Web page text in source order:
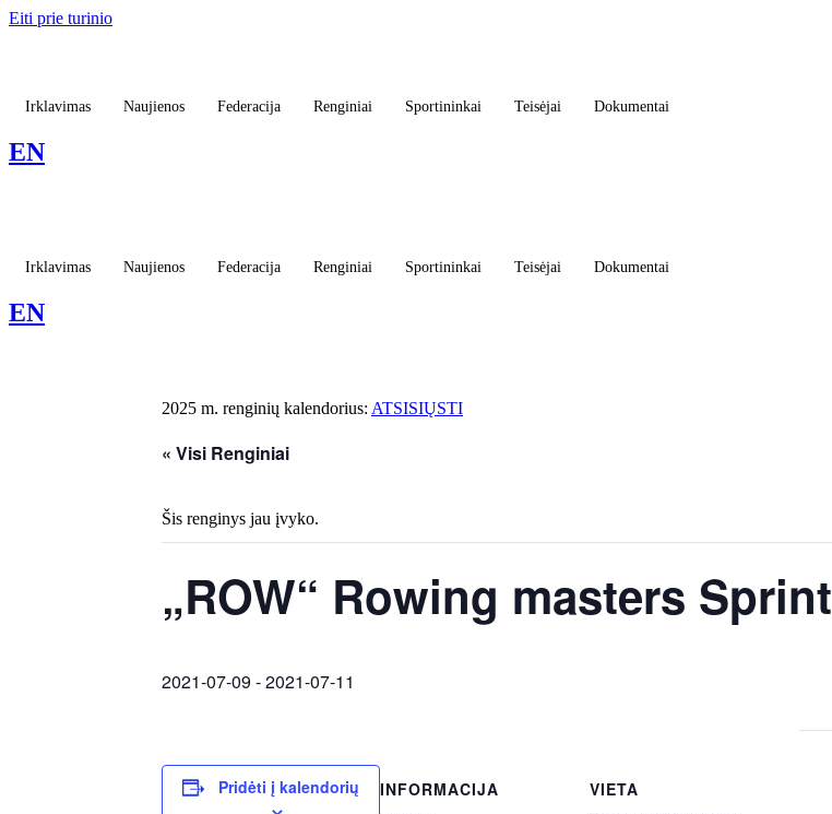
Eiti prie turinio
Irklavimas Naujienos Federacija Renginiai Sportininkai Teisėjai Dokumentai
EN
Irklavimas Naujienos Federacija Renginiai Sportininkai Teisėjai Dokumentai
EN
2025 m. renginių kalendorius: ATSISIŲSTI
« Visi Renginiai
Šis renginys jau įvyko.
„ROW“ Rowing masters Sprint
2021-07-09 -2021-07-11
Pridėti į kalendorių
INFORMACIJA
VIETA